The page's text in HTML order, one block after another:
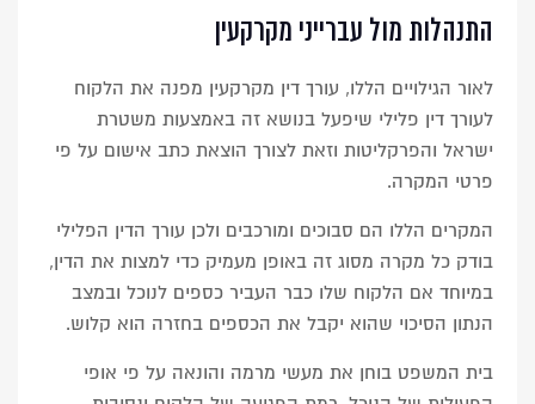
התנהלות מול עברייני מקרקעין
לאור הגילויים הללו, עורך דין מקרקעין מפנה את הלקוח
לעורך דין פלילי שיפעל בנושא זה באמצעות משטרת
ישראל והפרקליטות וזאת לצורך הוצאת כתב אישום על פי
פרטי המקרה.
המקרים הללו הם סבוכים ומורכבים ולכן עורך הדין הפלילי
בודק כל מקרה מסוג זה באופן מעמיק כדי למצות את הדין,
במיוחד אם הלקוח שלו כבר העביר כספים לנוכל ובמצב
הנתון הסיכוי שהוא יקבל את הכספים בחזרה הוא קלוש.
בית המשפט בוחן את מעשי מרמה והונאה על פי אופי